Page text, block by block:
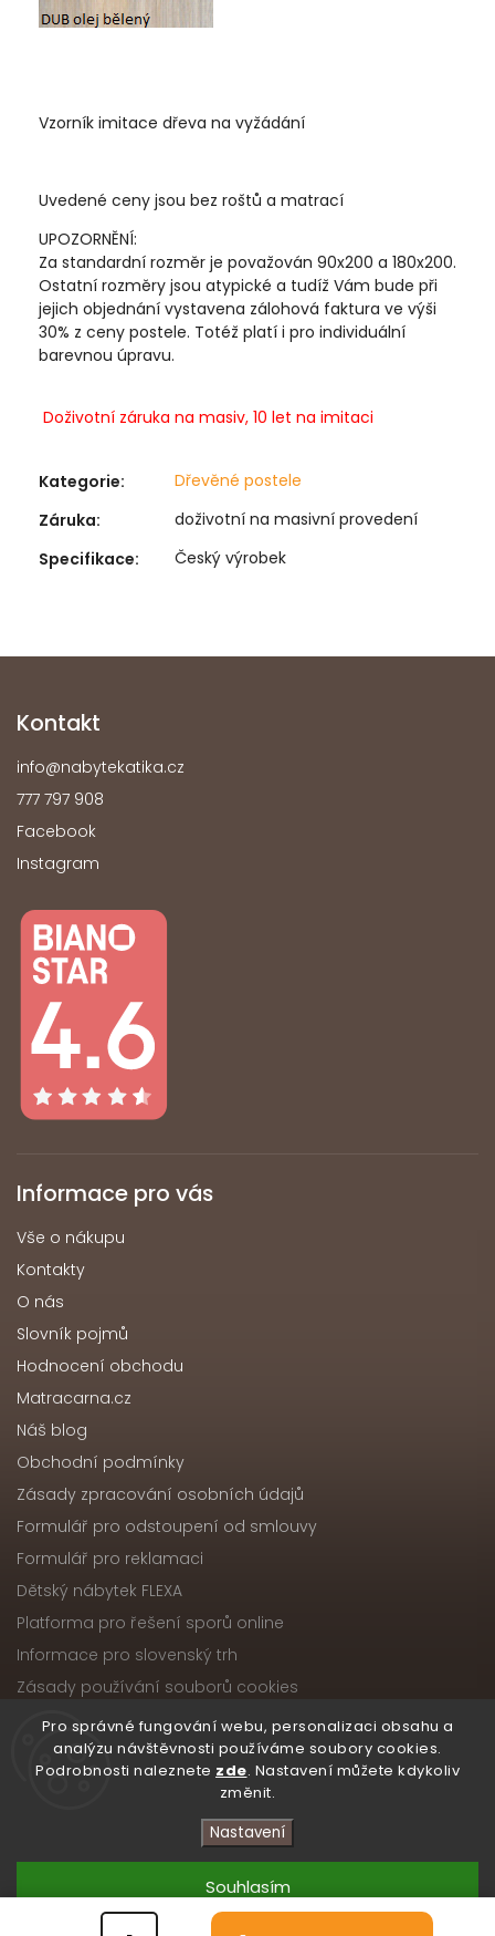
Pro správné fungování webu, personalizaci obsahu a
analýzu návštěvnosti používáme soubory cookies.
Podrobnosti naleznete zde. Nastavení můžete kdykoliv
změnit.
Nastavení
Souhlasím
Vzorník imitace dřeva na vyžádání
Uvedené ceny jsou bez roštů a matrací
UPOZORNĚNÍ:
Za standardní rozměr je považován 90x200 a 180x200.
Ostatní rozměry jsou atypické a tudíž Vám bude při
jejich objednání vystavena zálohová faktura ve výši
30% z ceny postele. Totéž platí i pro individuální
barevnou úpravu.
Doživotní záruka na masiv, 10 let na imitaci
Kategorie:
Dřevěné postele
Záruka:
doživotní na masivní provedení
Specifikace: Český výrobek
Kontakt
info@nabytekatika.cz
777 797 908
Facebook
Instagram
Informace pro vás
Vše o nákupu
Kontakty
O nás
Slovník pojmů
Hodnocení obchodu
Matracarna.cz
Náš blog
Obchodní podmínky
Zásady zpracování osobních údajů
Formulář pro odstoupení od smlouvy
Formulář pro reklamaci
Dětský nábytek FLEXA
Platforma pro řešení sporů online
Informace pro slovenský trh
Zásady používání souborů cookies
Copyright 2026Nábytek ATIKA, s.r.o.. Všechna práva
vyhrazena.
Upravit nastavení cookies